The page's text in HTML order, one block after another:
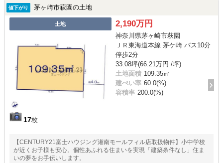
値下がり 茅ヶ崎市萩園の土地
土地
17枚
2,190万円
神奈川県茅ヶ崎市萩園
ＪＲ東海道本線 茅ケ崎 バス10分
停歩2分
33.08坪(66.21万円 /坪)
土地面積 109.35㎡
建ぺい率 60.0(%)
容積率 200.0(%)
【CENTURY21富士ハウジング湘南モールフィル店取扱物件】小中学校
が近くお子様も安心。個性あふれる住まいを実現「建築条件なし」住ま
いの夢をお手伝いします。